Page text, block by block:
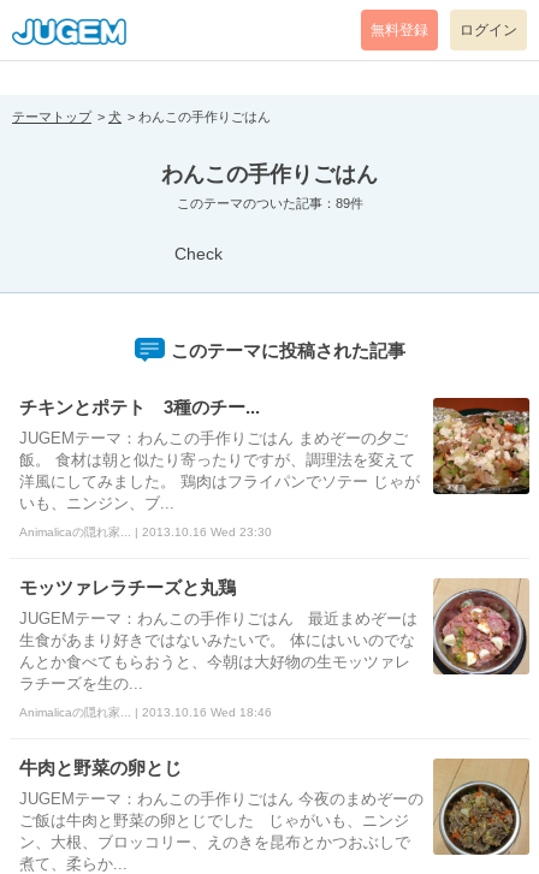
[pear_error: message="Success" code=0 mode=return level=notice
prefix="" info=""]
無料登録 ログイン
テーマトップ 犬 わんこの手作りごはん
わんこの手作りごはん
このテーマのついた記事：89件
Check
このテーマに投稿された記事
チキンとポテト 3種のチー...
JUGEMテーマ：わんこの手作りごはん まめぞーの夕ご
飯。 食材は朝と似たり寄ったりですが、調理法を変えて
洋風にしてみました。 鶏肉はフライパンでソテー じゃが
いも、ニンジン、ブ...
Animalicaの隠れ家... | 2013.10.16 Wed 23:30
モッツァレラチーズと丸鶏
JUGEMテーマ：わんこの手作りごはん 最近まめぞーは
生食があまり好きではないみたいで。 体にはいいのでな
んとか食べてもらおうと、今朝は大好物の生モッツァレ
ラチーズを生の...
Animalicaの隠れ家... | 2013.10.16 Wed 18:46
牛肉と野菜の卵とじ
JUGEMテーマ：わんこの手作りごはん 今夜のまめぞーの
ご飯は牛肉と野菜の卵とじでした じゃがいも、ニンジ
ン、大根、ブロッコリー、えのきを昆布とかつおぶしで
煮て、柔らか...